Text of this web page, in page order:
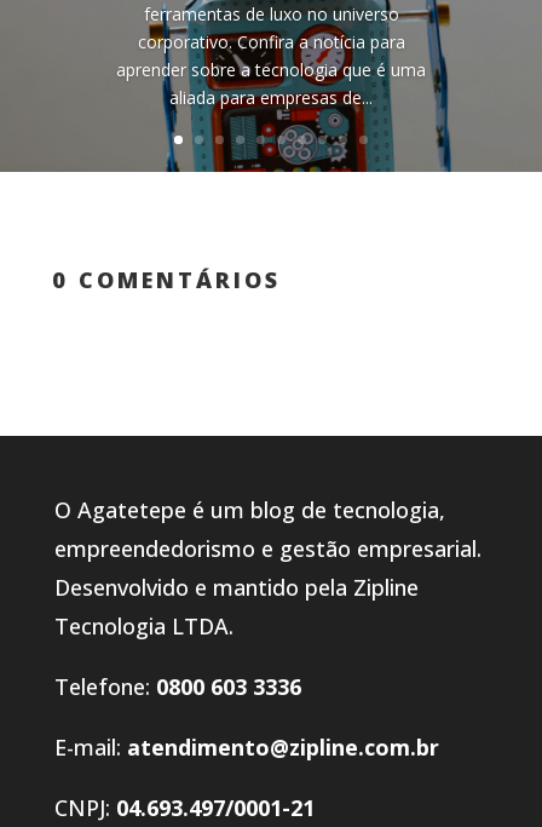
ferramentas de luxo no universo
corporativo. Confira a notícia para
aprender sobre a tecnologia que é uma
aliada para empresas de...
0 COMENTÁRIOS
O Agatetepe é um blog de tecnologia,
empreendedorismo e gestão empresarial.
Desenvolvido e mantido pela Zipline
Tecnologia LTDA.
Telefone: 0800 603 3336
E-mail: atendimento@zipline.com.br
CNPJ: 04.693.497/0001-21